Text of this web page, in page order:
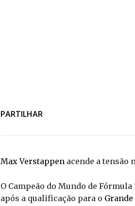
PARTILHAR
Max Verstappen acende a tensão
O Campeão do Mundo de Fórmula
após a qualificação para o